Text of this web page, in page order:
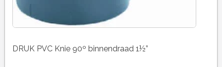
DRUK PVC Knie 90º binnendraad 1½”